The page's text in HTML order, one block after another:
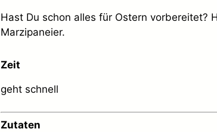
Hast Du schon alles für Ostern vorbereitet?
Marzipaneier.
Zeit
geht schnell
Zutaten